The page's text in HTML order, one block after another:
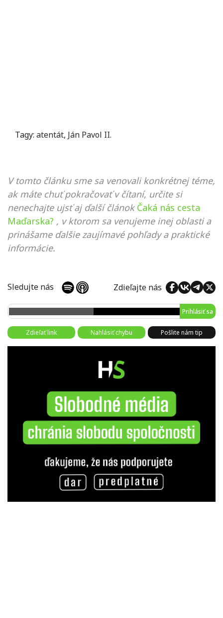
Tagy: atentát, Ján Pavol II.
V tomto článku sme sa venovali konkrétnej téme,
ak máte chuť pokračovať v čítaní, určite si
nenechajte ujsť aj ďalší článok Čaká nás cesta
Maďarska? , v ktorom sa venujeme inej oblasti a
prinášame ďalšie zaujímavé pohľady a praktické
informácie.
Sledujte nás Zdieľajte nás
Prihlásiť sa
Zdieľať link Nahlásiť chybu Pošlite nám tip